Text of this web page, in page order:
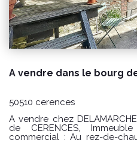
50510 cerences
A vendre chez DELAMARCHE
de CERENCES,
commercial : Au rez-de-chaussée : une grande pièce à